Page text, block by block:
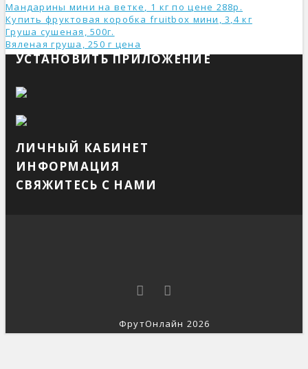
Мандарины мини на ветке, 1 кг по цене 288р.
Купить фруктовая коробка fruitbox мини, 3,4 кг
Груша сушеная, 500г.
Вяленая груша, 250 г ценa
УСТАНОВИТЬ ПРИЛОЖЕНИЕ
ЛИЧНЫЙ КАБИНЕТ
ИНФОРМАЦИЯ
СВЯЖИТЕСЬ С НАМИ
ФрутОнлайн 2026